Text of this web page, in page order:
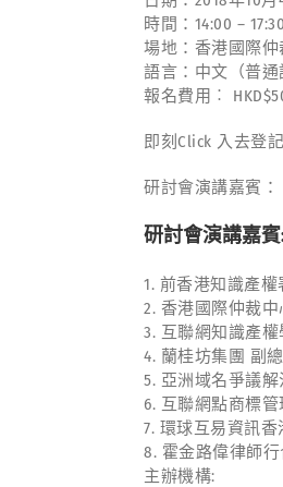
時間：14:00 – 17:30
場地：香港國際仲
語言：中文（普通
報名費用︰
即刻Click 入去登
研討會演講嘉賓：
研討會演講嘉
1. 前香港知識產
2. 香港國際仲裁
3. 互聯網知識產
4. 蘭桂坊集團 副
5. 亞洲域名爭議
6. 互聯網點商標
7. 環球互易資訊
8. 霍金路偉律師
主辦機構: